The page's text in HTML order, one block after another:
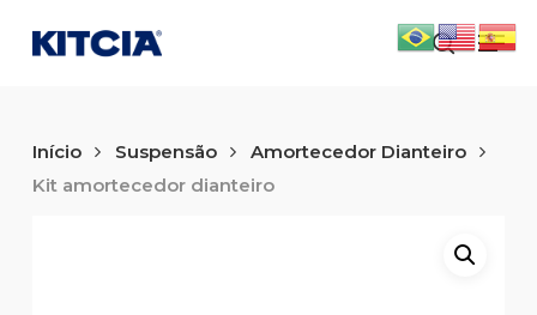
main
search
Início Suspensão
Amortecedor Dianteiro
Kit amortecedor dianteiro